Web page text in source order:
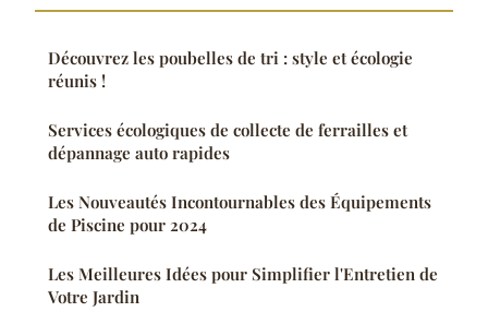
Découvrez les poubelles de tri : style et écologie
réunis !
Services écologiques de collecte de ferrailles et
dépannage auto rapides
Les Nouveautés Incontournables des Équipements
de Piscine pour 2024
Les Meilleures Idées pour Simplifier l'Entretien de
Votre Jardin